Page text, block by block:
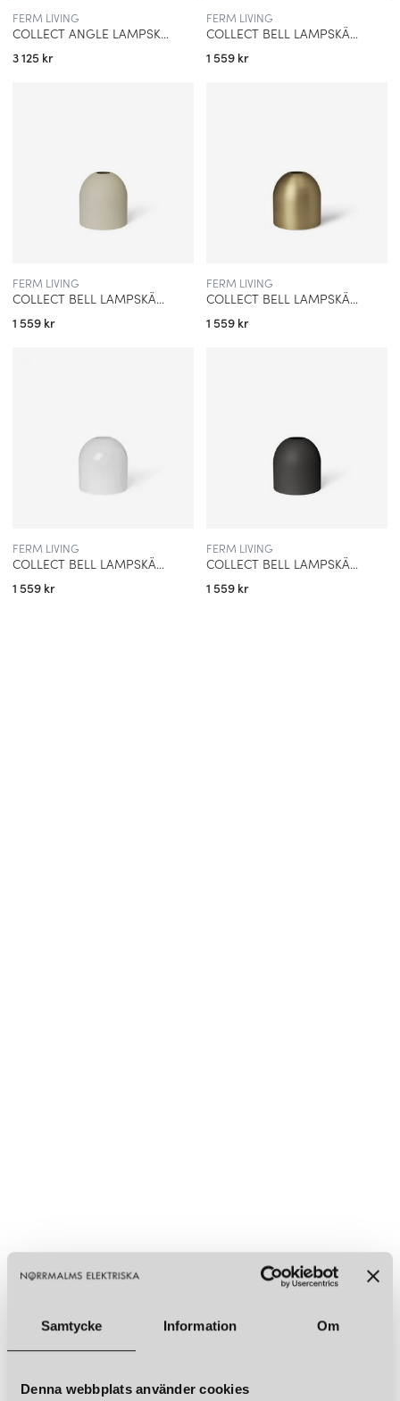
Samtycke Information Om
Denna webbplats använder cookies
FERM LIVING
COLLECT ANGLE LAMPSKÄRM VIT
3 125 kr
FERM LIVING
COLLECT BELL LAMPSKÄRM KASCHMIR
1 559 kr
FERM LIVING
COLLECT BELL LAMPSKÄRM LJUSGRÅ
1 559 kr
FERM LIVING
COLLECT BELL LAMPSKÄRM MÄSSING
1 559 kr
FERM LIVING
COLLECT BELL LAMPSKÄRM OPAL
1 559 kr
FERM LIVING
COLLECT BELL LAMPSKÄRM SVART
1 559 kr